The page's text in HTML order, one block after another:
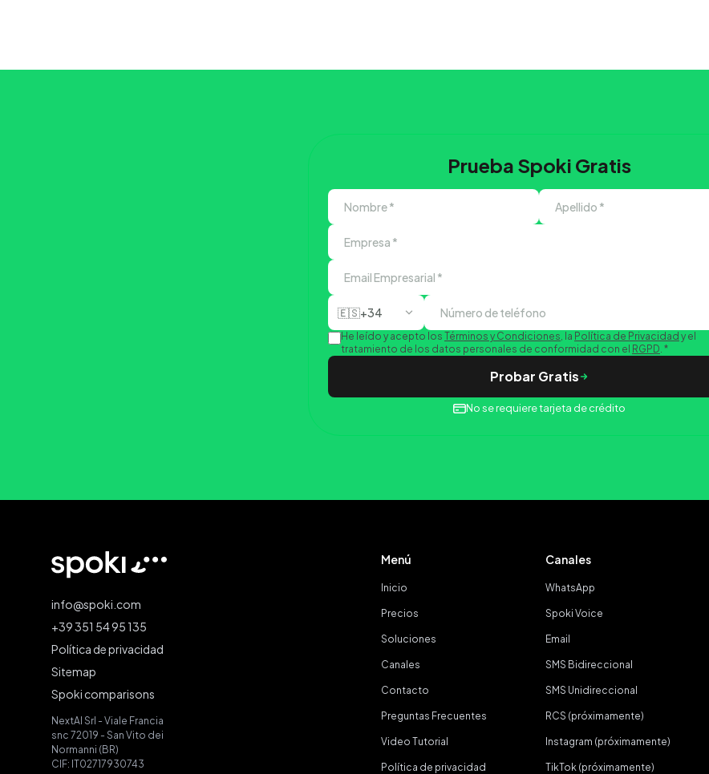
Prueba Spoki Gratis
🇪🇸+34
He leído y acepto los Términos y Condiciones, la Política de Privacidad y el
tratamiento de los datos personales de conformidad con el RGPD. *
Probar Gratis
No se requiere tarjeta de crédito
Spoki - Home
info@spoki.com
+39 351 54 95 135
Política de privacidad
Sitemap
Spoki comparisons
NextAI Srl - Viale Francia
snc 72019 - San Vito dei
Normanni (BR)
CIF: IT02717930743
Menú
Inicio
Precios
Soluciones
Canales
Contacto
Preguntas Frecuentes
Video Tutorial
Política de privacidad
Canales
WhatsApp
Spoki Voice
Email
SMS Bidireccional
SMS Unidireccional
RCS (próximamente)
Instagram (próximamente)
TikTok (próximamente)